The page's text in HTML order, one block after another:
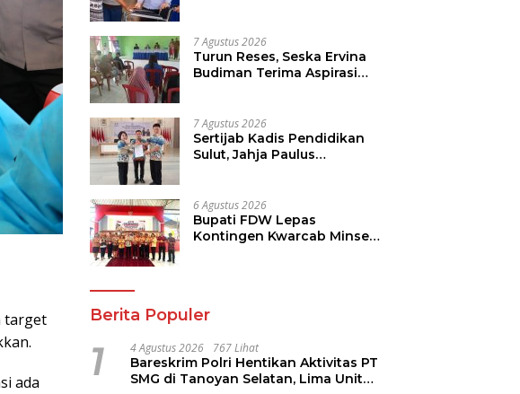
target
ada
7 Agustus 2026
Turun Reses, Seska Ervina
Budiman Terima Aspirasi
7 Agustus 2026
Sertijab Kadis Pendidikan
Sulut, Jahja Paulus
Pendidikan
6 Agustus 2026
Bupati FDW Lepas
Kontingen Kwarcab Minsel,
Berita Populer
1 4 Agustus 2026 767 Lihat
Bareskrim Polri Hentikan Aktivitas PT
SMG di Tanoyan Selatan, Lima Unit